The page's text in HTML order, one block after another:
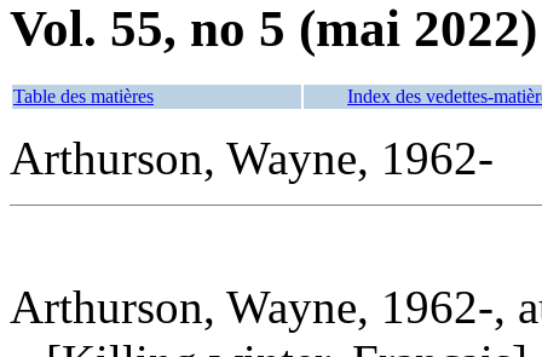
Vol. 55, no 5 (mai 2022)
Table des matières Index des vedettes-
Arthurson, Wayne, 1962-
Arthurson, Wayne, 1962-,